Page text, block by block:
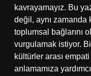
kavrayamayız. Bu
değil, aynı zamanda
toplumsal bağlarını
vurgulamak istiyor.
kültürler arası
anlamamıza